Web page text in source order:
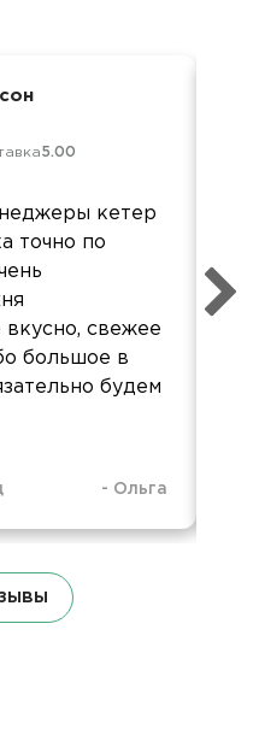
5.00
кетер
точно по
вкусно, свежее
большое в
будем
- Ольга